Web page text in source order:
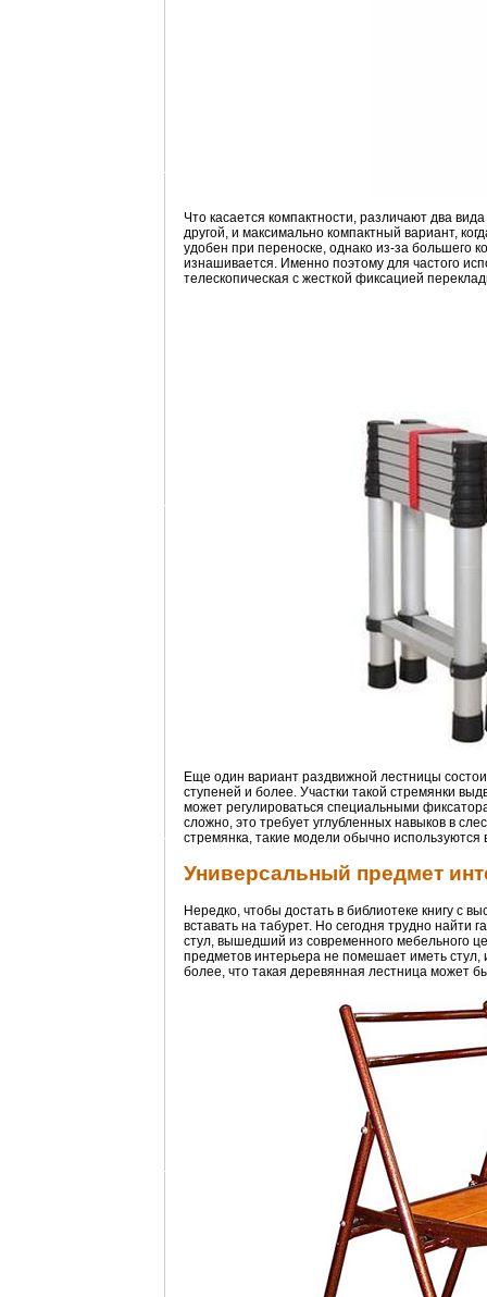
Что касается компактности, различают два
другой, и максимально компактный вариант,
удобен при переноске, однако из-за большего
изнашивается. Именно поэтому для частого
телескопическая с жесткой фиксацией
Еще один вариант раздвижной лестницы
ступеней и более. Участки такой стремянки
может регулироваться специальными
сложно, это требует углубленных навыков в
стремянка, такие модели обычно
Универсальный предмет
Нередко, чтобы достать в библиотеке книгу с
вставать на табурет. Но сегодня трудно найти
стул, вышедший из современного мебельного
предметов интерьера не помешает иметь стул,
более, что такая деревянная лестница может